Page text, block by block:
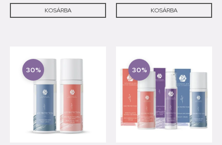
KOSÁRBA KOSÁRBA
30% 30%